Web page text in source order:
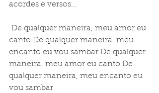
acordes e versos...
De qualquer maneira, meu amor eu
canto De qualquer maneira, meu
encanto eu vou sambar De qualquer
maneira, meu amor eu canto De
qualquer maneira, meu encanto eu
vou sambar